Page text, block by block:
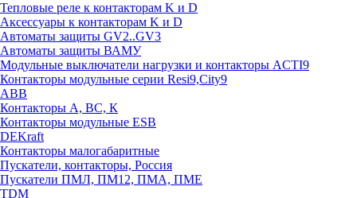
Тепловые реле к контакторам K и D
Аксессуары к контакторам K и D
Автоматы защиты GV2..GV3
Автоматы защиты ВАМУ
Модульные выключатели нагрузки и контакторы ACTI9
Контакторы модульные серии Resi9,City9
ABB
Контакторы А, ВС, К
Контакторы модульные ESB
DEKraft
Контакторы малогабаритные
Пускатели, контакторы, Россия
Пускатели ПМЛ, ПМ12, ПМА, ПМЕ
TDM